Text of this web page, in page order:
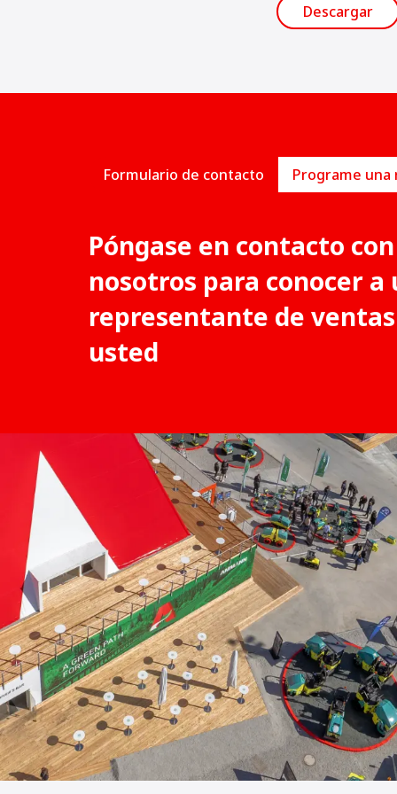
Descargar
Formulario de contacto
Póngase en contacto con
nosotros para conocer a
representante de
usted